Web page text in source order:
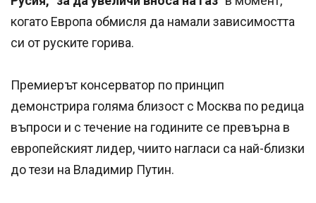
когато Европа обмисля да намали зависимостта
си от руските горива.
Премиерът консерватор по принцип
демонстрира голяма близост с Москва по редица
въпроси и с течение на годините се превърна в
европейският лидер, чиито нагласи са най-близки
до тези на Владимир Путин.